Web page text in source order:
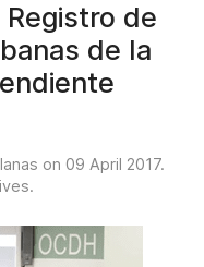
de
de la
on 09 April 2017.
.